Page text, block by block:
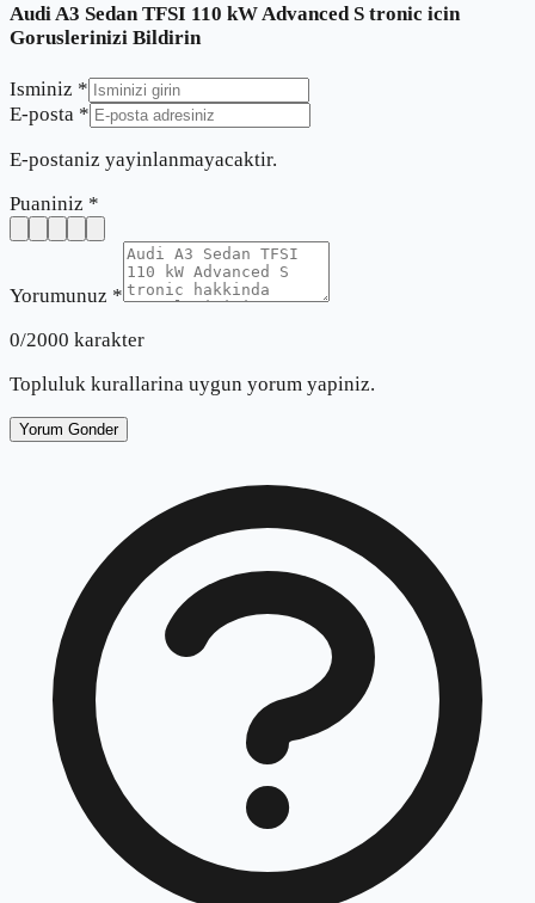
Audi A3 Sedan TFSI 110 kW Advanced S tronic icin
Goruslerinizi Bildirin
Isminiz *
E-posta *
E-postaniz yayinlanmayacaktir.
Puaniniz *
Yorumunuz *
0/2000 karakter
Topluluk kurallarina uygun yorum yapiniz.
Yorum Gonder